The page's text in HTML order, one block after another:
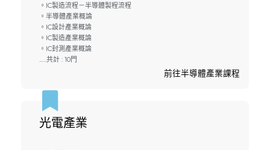
。IC製造流程－半導體製程流程
。半導體產業概論
。IC設計產業概論
。IC製造產業概論
。IC封測產業概論
......共計 : 10門
前往半導體產業課程
光電產業